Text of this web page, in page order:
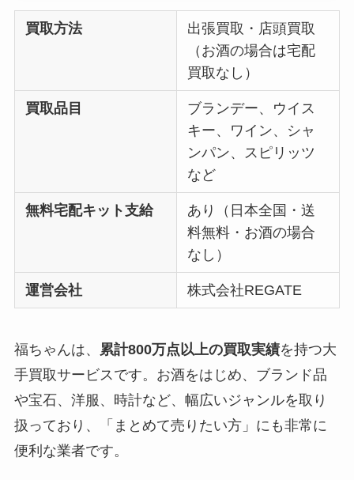
買取方法
出張買取・店頭買取
（お酒の場合は宅配
買取なし）
買取品目
ブランデー、ウイス
キー、ワイン、シャ
ンパン、スピリッツ
など
無料宅配キット支給
あり（日本全国・送
料無料・お酒の場合
なし）
運営会社 株式会社REGATE
福ちゃんは、 累計800万点以上の買取実績を持つ大
手買取サービスです。お酒をはじめ、ブランド品
や宝石、洋服、時計など、幅広いジャンルを取り
扱っており、「まとめて売りたい方」にも非常に
便利な業者です。